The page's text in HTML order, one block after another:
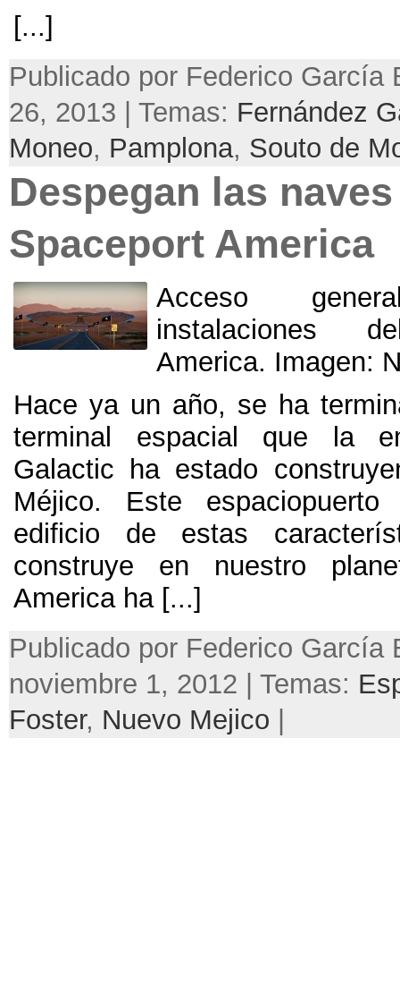
[...]
Publicado por Federico García
26, 2013 | Temas: Fernández
Moneo, Pamplona, Souto de
Despegan las
Spaceport America
Acceso
instalaciones
America. Imagen:
Hace ya un año, se ha
terminal espacial que la
Galactic ha estado
Méjico. Este
edificio de estas
construye en nuestro
America ha [...]
Publicado por Federico García
noviembre 1, 2012 | Temas:
Foster, Nuevo Mejico